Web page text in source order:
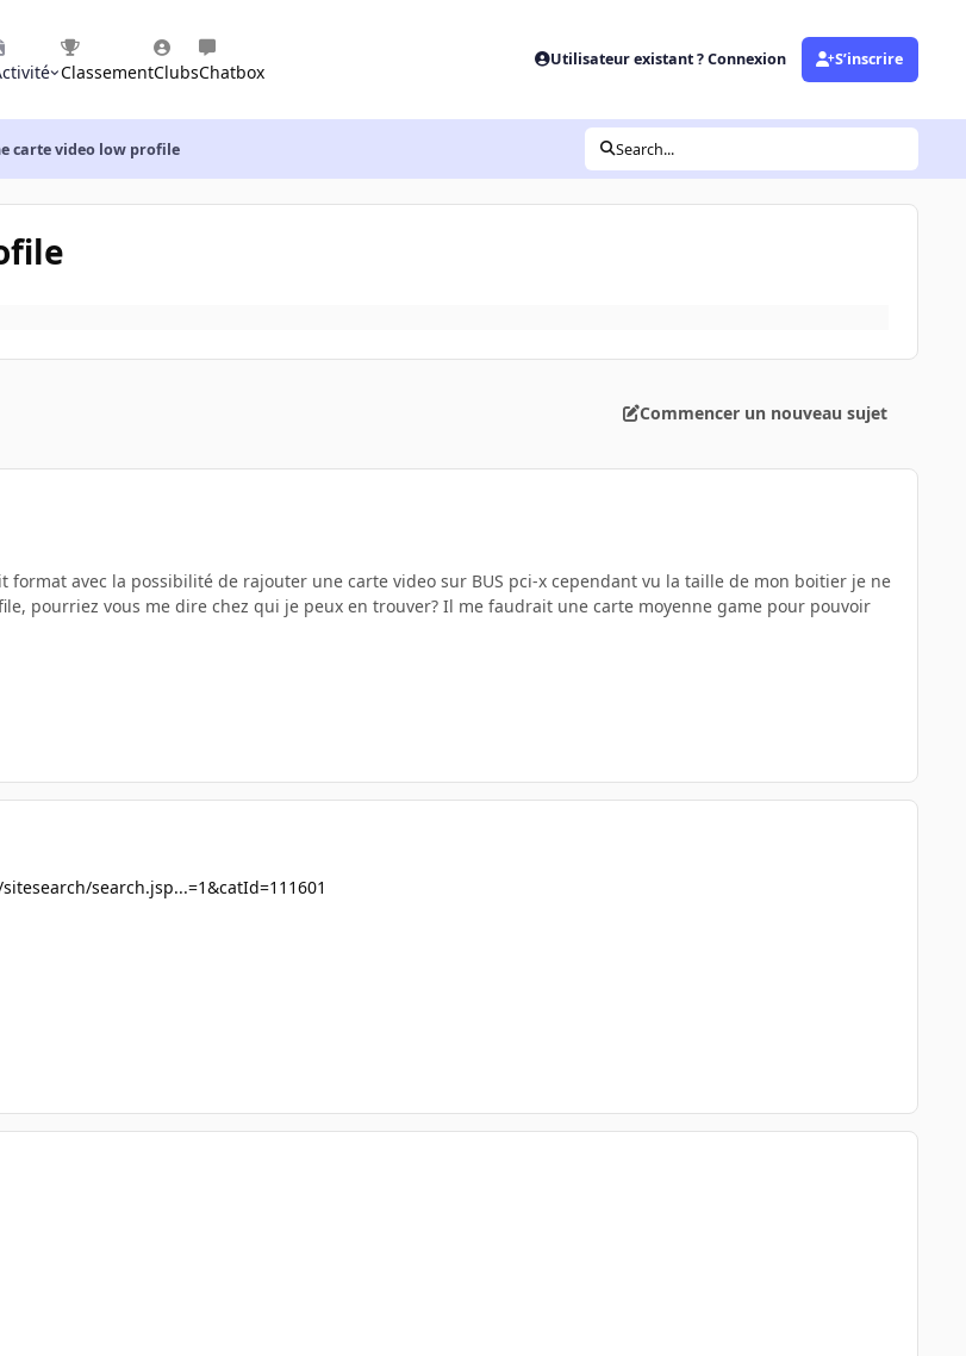
ClassementClubsChatbox
Utilisateur existant ? Connexion S’inscrire
carte video low profile Search...
Commencer un nouveau sujet
format avec la possibilité de rajouter une carte video sur BUS pci-x cependant vu la taille de mon boitier je ne
pourriez vous me dire chez qui je peux en trouver? Il me faudrait une carte moyenne game pour pouvoir
search.jsp...=1&catId=111601